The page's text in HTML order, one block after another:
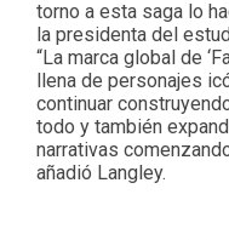
torno a esta saga lo
la presidenta del
“La marca global de
llena de personajes
continuar
todo y también
narrativas
añadió Langley.